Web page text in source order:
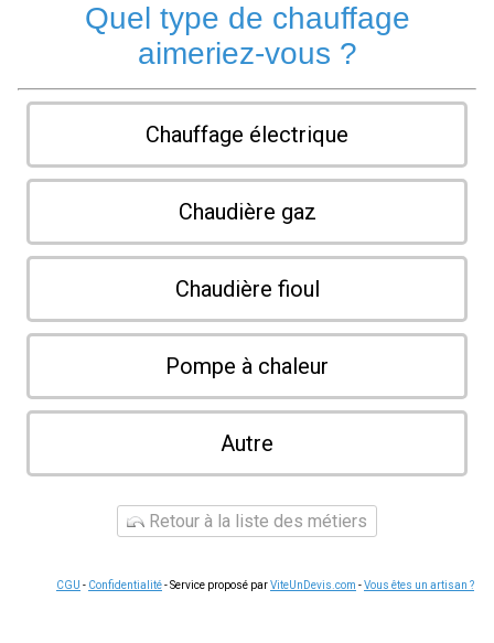
Quel type de chauffage
aimeriez-vous ?
Chauffage électrique
Chaudière gaz
Chaudière fioul
Pompe à chaleur
Autre
Retour à la liste des métiers
CGU - Confidentialité- Service proposé parViteUnDevis.com -Vous êtes un artisan ?